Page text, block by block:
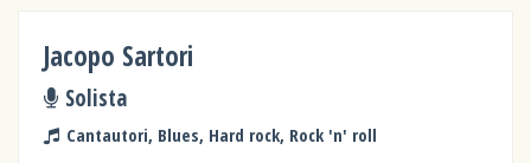
Jacopo Sartori
Solista
Cantautori, Blues, Hard rock, Rock 'n' roll